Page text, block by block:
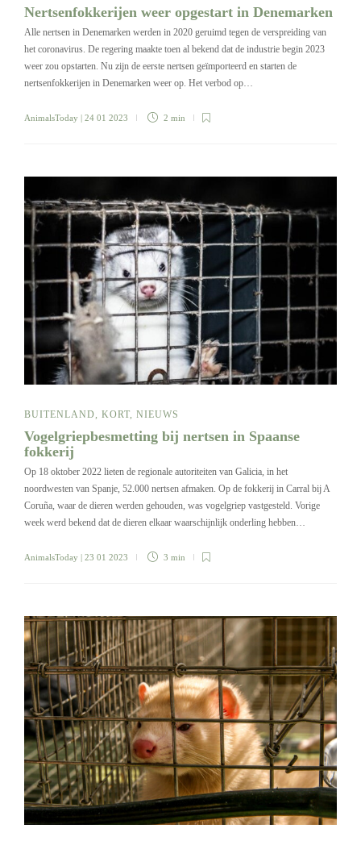
Nertsenfokkerijen weer opgestart in Denemarken
Alle nertsen in Denemarken werden in 2020 geruimd tegen de verspreiding van
het coronavirus. De regering maakte toen al bekend dat de industrie begin 2023
weer zou opstarten. Nu zijn de eerste nertsen geïmporteerd en starten de
nertsenfokkerijen in Denemarken weer op. Het verbod op…
AnimalsToday | 24 01 2023 2 min
BUITENLAND, KORT, NIEUWS
Vogelgriepbesmetting bij nertsen in Spaanse
fokkerij
Op 18 oktober 2022 lieten de regionale autoriteiten van Galicia, in het
noordwesten van Spanje, 52.000 nertsen afmaken. Op de fokkerij in Carral bij A
Coruña, waar de dieren werden gehouden, was vogelgriep vastgesteld. Vorige
week werd bekend dat de dieren elkaar waarschijnlijk onderling hebben…
AnimalsToday | 23 01 2023 3 min